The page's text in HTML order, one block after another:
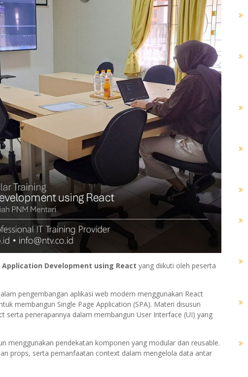
Application Development using React yang diikuti oleh peserta
pengembangan aplikasi web modern menggunakan React
membangun Single Page Application (SPA). Materi disusun
serta penerapannya dalam membangun User Interface (UI) yang
menggunakan pendekatan komponen yang modular dan reusable.
props, serta pemanfaatan context dalam mengelola data antar